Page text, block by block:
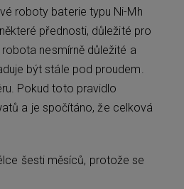
roboty baterie typu Ni-Mh
přednosti, důležité pro
nesmírně důležité a
být stále pod proudem.
Pokud toto pravidlo
a je spočítáno, že celková
šesti měsíců, protože se